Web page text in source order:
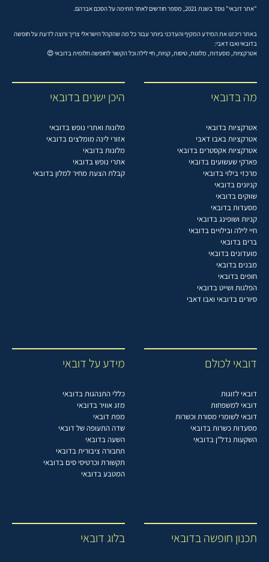
"אתר דובאי" נוסד בשנת 2021, מספר חודשים לאחר חתימה על הסכם אברהם.
באתר ריכזנו את המידע המקיף והעדכני ביותר עבור כל מה שהקהל הישראלי צריך ורוצה לדעת על חופשה
בדובאי ואבו דאבי:
אטרקציות, מסעדות, מלונות, טיסות, קניות, חיי לילה וכל הקשור לחופשה חלומית בדובאי 😍
מה בדובאי
אטרקציות בדובאי
אטרקציות באבו דאבי
אטרקציות אקסטרים בדובאי
פארקי שעשועים בדובאי
מרכזי בילוי בדובאי
קניונים בדובאי
שווקים בדובאי
מסעדות בדובאי
קניות ושופינג בדובאי
חיי לילה ובילויים בדובאי
ברים בדובאי
מועדונים בדובאי
מבנים בדובאי
חופים בדובאי
הפלגות ושייט בדובאי
סיורים בדובאי ואבו דאבי
היכן ישנים בדובאי
מלונות ואתרי נופש בדובאי
אזורי לינה מומלצים בדובאי
מלונות בדובאי
אתרי נופש בדובאי
קבלת הצעת מחיר למלון בדובאי
דובאי לכולם
דובאי לזוגות
דובאי למשפחות
דובאי לשומרי מסורת וכשרות
מסעדות כשרות בדובאי
השקעות נדל"ן בדובאי
מידע על דובאי
כללי התנהגות בדובאי
מזג אוויר בדובאי
מפת דובאי
שדה התעופה של דובאי
השעה בדובאי
תחבורה ציבורית בדובאי
תקשורת וכרטיסי סים בדובאי
המטבע בדובאי
תכנון חופשה בדובאי בלוג דובאי